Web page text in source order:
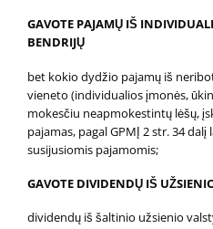
GAVOTE PAJAMŲ IŠ
BENDRIJŲ
bet kokio dydžio pajamų iš
vieneto (individualios įmonės,
mokesčiu neapmokestintų lėšų,
pajamas, pagal GPMĮ 2 str. 34
susijusiomis pajamomis;
GAVOTE DIVIDENDŲ IŠ
dividendų iš šaltinio užsienio